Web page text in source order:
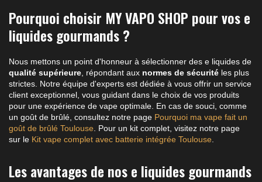
Pourquoi choisir MY VAPO SHOP pour vos e
liquides gourmands ?
Nous mettons un point d'honneur à sélectionner des e liquides de
qualité supérieure , répondant aux normes de sécurité les plus
strictes. Notre équipe d'experts est dédiée à vous offrir un service
client exceptionnel, vous guidant dans le choix de vos produits
pour une expérience de vape optimale. En cas de souci, comme
un goût de brûlé, consultez notre page Pourquoi ma vape fait un
goût de brûlé Toulouse . Pour un kit complet, visitez notre page
sur le Kit vape complet avec batterie intégrée Toulouse
Les avantages de nos e liquides gourmands